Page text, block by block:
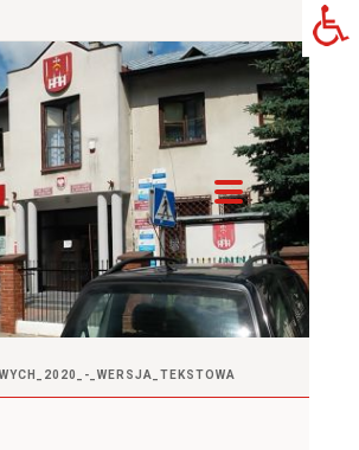
_WERSJA_TEKSTOWA